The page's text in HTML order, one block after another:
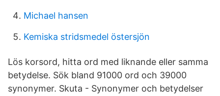
Michael hansen
Kemiska stridsmedel östersjön
Lös korsord, hitta ord med liknande eller samma
betydelse. Sök bland 91000 ord och 39000
synonymer. Skuta - Synonymer och betydelser